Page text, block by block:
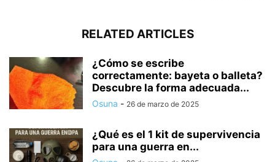
RELATED ARTICLES
¿Cómo se escribe
correctamente: bayeta o balleta?
Descubre la forma adecuada...
Osuna - 26 de marzo de 2025
¿Qué es el 1 kit de supervivencia
para una guerra en...